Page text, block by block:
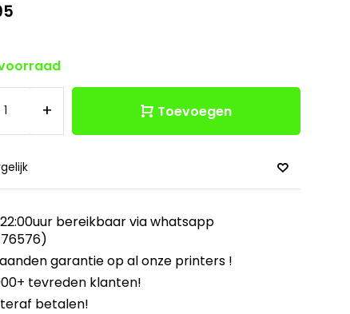
+ Toevoegen
bereikbaar via whatsapp
garantie op al onze printers !
tevreden klanten!
betalen!